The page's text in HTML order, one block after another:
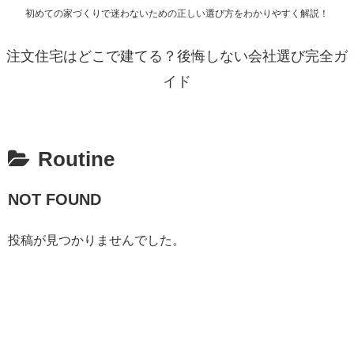
初めての家づくりで迷わないための正しい選び方をわかりやすく解説！
注文住宅はどこで建てる？後悔しない会社選び完全ガ
イド
Routine
NOT FOUND
投稿が見つかりませんでした。